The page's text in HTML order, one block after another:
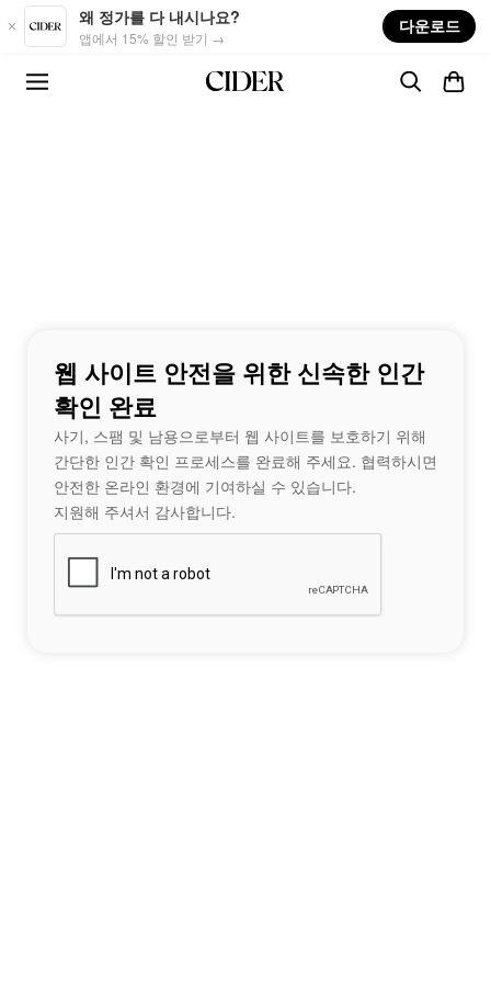
Skip to main content
왜 정가를 다 내시나요?
앱에서 15% 할인 받기 →
다운로드
웹 사이트 안전을 위한 신속한 인간
확인 완료
사기, 스팸 및 남용으로부터 웹 사이트를 보호하기 위해
간단한 인간 확인 프로세스를 완료해 주세요. 협력하시면
안전한 온라인 환경에 기여하실 수 있습니다.
지원해 주셔서 감사합니다.